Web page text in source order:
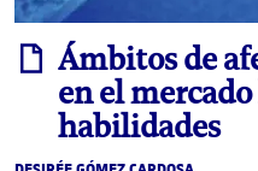
informe
Ámbitos de
en el
habilidades